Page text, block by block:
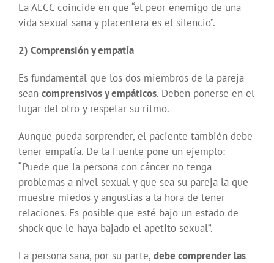
La AECC coincide en que “el peor enemigo de una
vida sexual sana y placentera es el silencio”.
2) Comprensión y empatía
Es fundamental que los dos miembros de la pareja
sean comprensivos y empáticos. Deben ponerse en el
lugar del otro y respetar su ritmo.
Aunque pueda sorprender, el paciente también debe
tener empatía. De la Fuente pone un ejemplo:
“Puede que la persona con cáncer no tenga
problemas a nivel sexual y que sea su pareja la que
muestre miedos y angustias a la hora de tener
relaciones. Es posible que esté bajo un estado de
shock que le haya bajado el apetito sexual”.
La persona sana, por su parte, debe comprender las